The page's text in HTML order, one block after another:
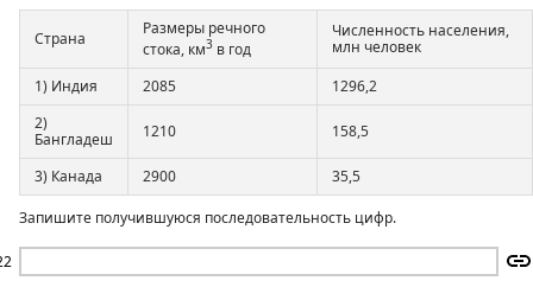
Страна
Размеры речного
стока, км3 в год
Численность населения,
млн человек
1) Индия
2085
1296,2
2)
Бангладеш
1210 158,5
3) Канада 2900 35,5
Запишите получившуюся последовательность цифр.